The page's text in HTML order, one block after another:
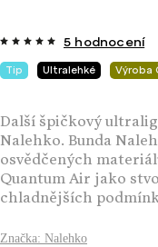
Tip Ultralehké Výroba
5 hodnocení
Další špičkový
Nalehko. Bunda
osvědčených
Quantum Air jako
chladnějších
Značka: Nalehko